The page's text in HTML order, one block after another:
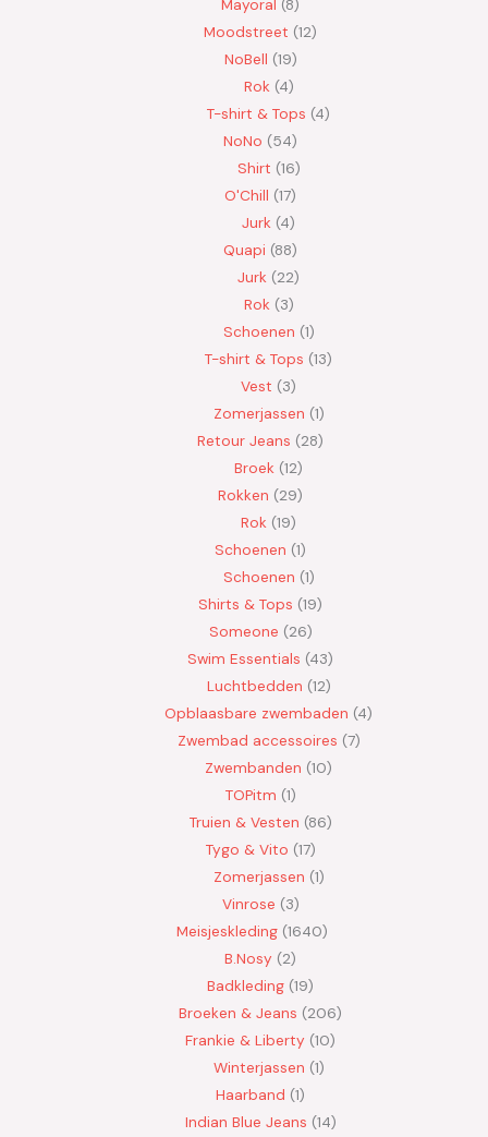
Mayoral
8
Moodstreet 12
NoBell 19
Rok 4
T-shirt & Tops 4
NoNo
54
Shirt 16
O'Chill 17
Jurk 4
Quapi 88
Jurk 22
Rok 3
Schoenen 1
T-shirt & Tops 13
Vest
3
Zomerjassen 1
Retour Jeans
28
Broek 12
Rokken
29
Rok 19
Schoenen 1
Schoenen 1
Shirts & Tops 19
Someone 26
Swim Essentials 43
Luchtbedden 12
Opblaasbare zwembaden 4
Zwembad accessoires 7
Zwembanden 10
TOPitm 1
Truien & Vesten 86
Tygo & Vito 17
Zomerjassen 1
Vinrose 3
Meisjeskleding 1640
B.Nosy
2
Badkleding 19
Broeken & Jeans
206
Frankie & Liberty 10
Winterjassen 1
Haarband 1
Indian Blue Jeans 14